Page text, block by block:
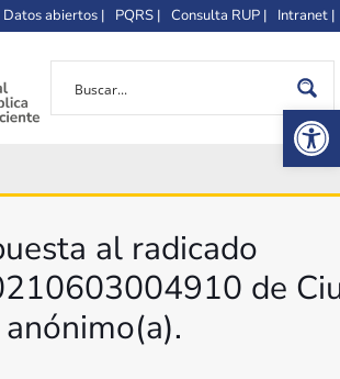
Datos abiertos | PQRS | Consulta RUP | Intranet |
al radicado
de
anónimo(a).